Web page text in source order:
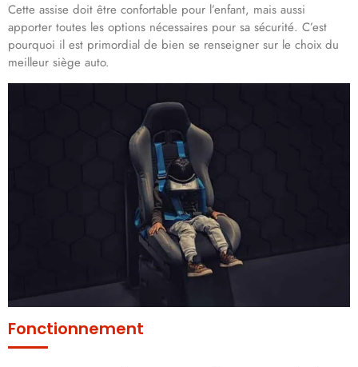
Cette assise doit être confortable pour l’enfant, mais aussi
apporter toutes les options nécessaires pour sa sécurité. C’est
pourquoi il est primordial de bien se renseigner sur le choix du
meilleur siège auto.
Fonctionnement